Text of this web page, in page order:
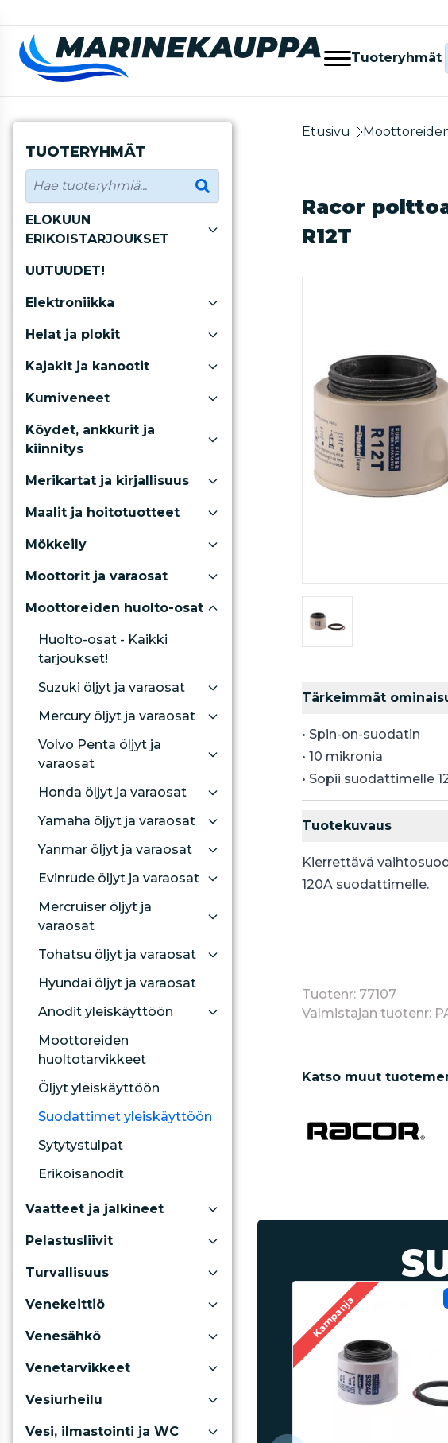
Tuoteryhmät
TUOTERYHMÄT
ELOKUUN
ERIKOISTARJOUKSET
UUTUUDET!
Elektroniikka
Helat ja plokit
Kajakit ja kanootit
Kumiveneet
Köydet, ankkurit ja
kiinnitys
Merikartat ja kirjallisuus
Maalit ja hoitotuotteet
Mökkeily
Moottorit ja varaosat
Moottoreiden huolto-osat
Huolto-osat - Kaikki
tarjoukset!
Suzuki öljyt ja varaosat
Mercury öljyt ja varaosat
Volvo Penta öljyt ja
varaosat
Honda öljyt ja varaosat
Yamaha öljyt ja varaosat
Yanmar öljyt ja varaosat
Evinrude öljyt ja varaosat
Mercruiser öljyt ja
varaosat
Tohatsu öljyt ja varaosat
Hyundai öljyt ja varaosat
Anodit yleiskäyttöön
Moottoreiden
huoltotarvikkeet
Öljyt yleiskäyttöön
Suodattimet yleiskäyttöön
Sytytystulpat
Erikoisanodit
Vaatteet ja jalkineet
Pelastusliivit
Turvallisuus
Venekeittiö
Venesähkö
Venetarvikkeet
Vesiurheilu
Vesi, ilmastointi ja WC
Etusivu
Racor
R12T
Tärkeimmät
• Spin-on-suodatin
• 10 mikronia
• Sopii suodattimelle
Tuotekuvaus
Kierrettävä
120A suodattimelle.
Tuotenr: 77107
Valmistajan tuotenr:
Katso muut
Kampanja